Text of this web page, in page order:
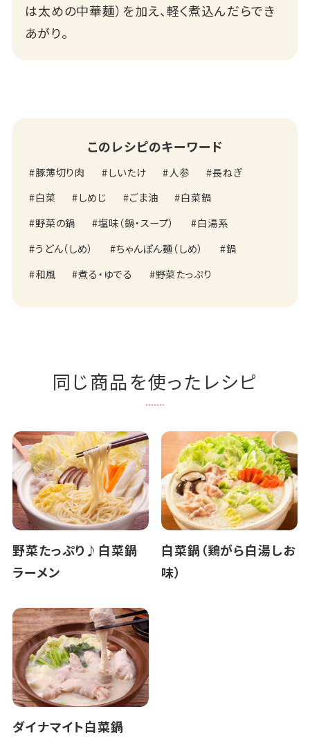
は太めの中華麺）を加え、軽く煮込んだらでき
あがり。
このレシピのキーワード
豚薄切り肉 しいたけ 人参
長ねぎ
白菜
しめじ ごま油
白菜鍋
野菜の鍋
塩味（鍋・スープ）
白湯系
うどん（しめ）
ちゃんぽん麺（しめ）
鍋
和風
煮る・ゆでる 野菜たっぷり
同じ商品を使ったレシピ
野菜たっぷり♪白菜鍋
ラーメン
白菜鍋（鶏がら白湯しお
味）
ダイナマイト白菜鍋